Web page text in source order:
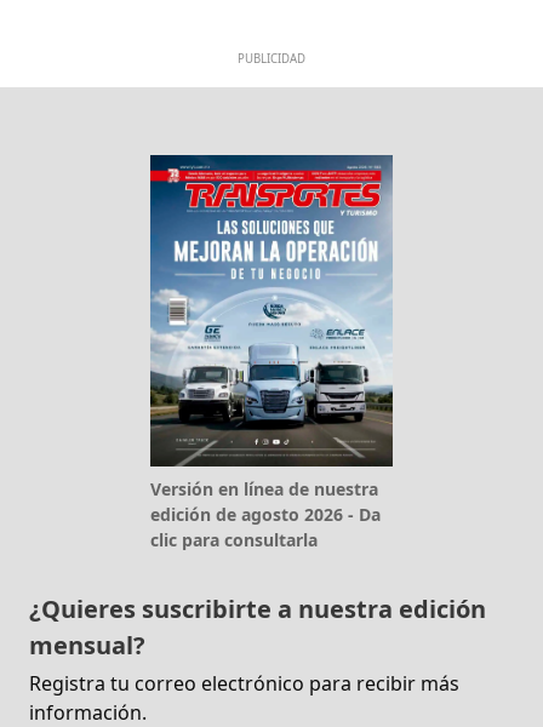
PUBLICIDAD
Versión en línea de nuestra
edición de agosto 2026 - Da
clic para consultarla
¿Quieres suscribirte a nuestra edición
mensual?
Registra tu correo electrónico para recibir más
información.